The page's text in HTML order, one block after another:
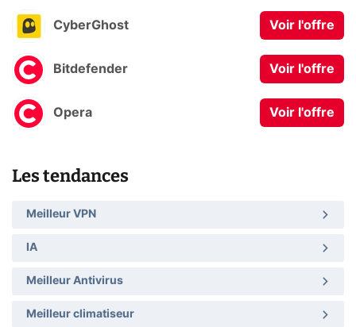
CyberGhost Voir l'offre
Bitdefender Voir l'offre
Opera Voir l'offre
Les tendances
Meilleur VPN
IA
Meilleur Antivirus
Meilleur climatiseur